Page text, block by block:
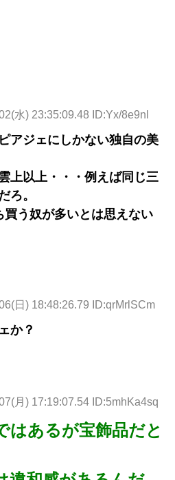
水) 23:35:09.48 ID:Yx/8e9nl
アジェにしかない独自の美
上以上・・・例えば同じ三
ろ。
う奴が多いとは思えない
日) 18:48:26.79 ID:qrMrlSCm
か？
月) 17:19:07.54 ID:5mhKa4sq
はあるが宝飾品だと